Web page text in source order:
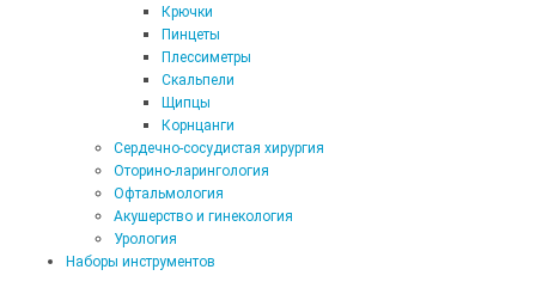
Крючки
Пинцеты
Плессиметры
Скальпели
Щипцы
Корнцанги
Сердечно-сосудистая хирургия
Оторино-ларингология
Офтальмология
Акушерство и гинекология
Урология
Наборы инструментов